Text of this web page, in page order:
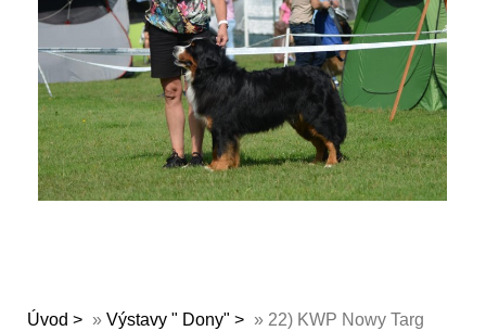
Úvod » Výstavy " Dony" » 22) KWP Nowy Targ